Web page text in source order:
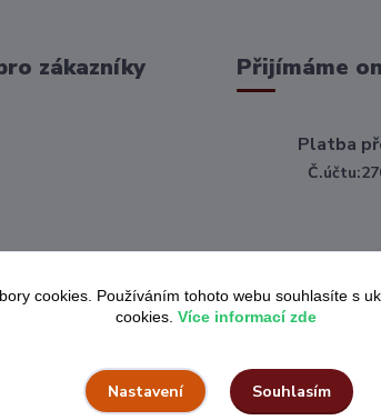
zákazníky Přijímáme
Platba
cookies. Používáním tohoto webu souhlasíte s
cookies. Více informací zde
Nastavení Souhlasím